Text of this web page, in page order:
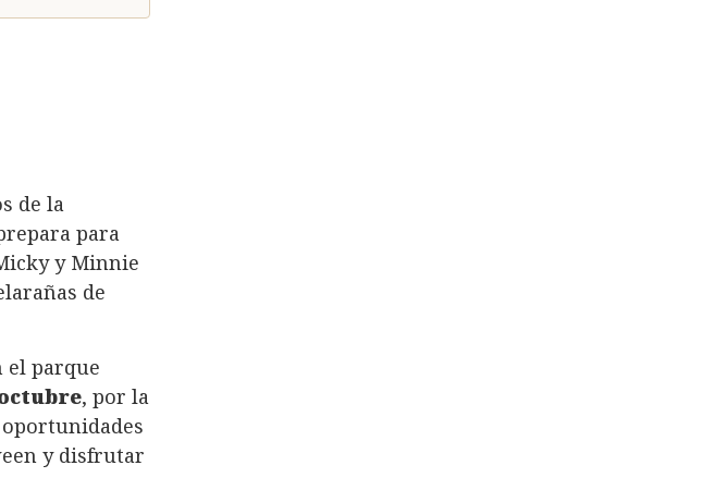
de la
para
y Minnie
de
el parque
, por la
y disfrutar